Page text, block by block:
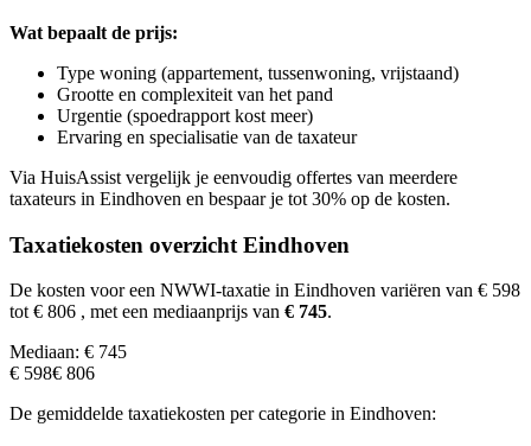
Wat bepaalt de prijs:
Type woning (appartement, tussenwoning, vrijstaand)
Grootte en complexiteit van het pand
Urgentie (spoedrapport kost meer)
Ervaring en specialisatie van de taxateur
Via HuisAssist vergelijk je eenvoudig offertes van meerdere
taxateurs in Eindhoven en bespaar je tot 30% op de kosten.
Taxatiekosten overzicht Eindhoven
De kosten voor een NWWI-taxatie in Eindhoven variëren van € 598
tot € 806 , met een mediaanprijs van € 745.
Mediaan: € 745
€ 598€ 806
De gemiddelde taxatiekosten per categorie in Eindhoven: